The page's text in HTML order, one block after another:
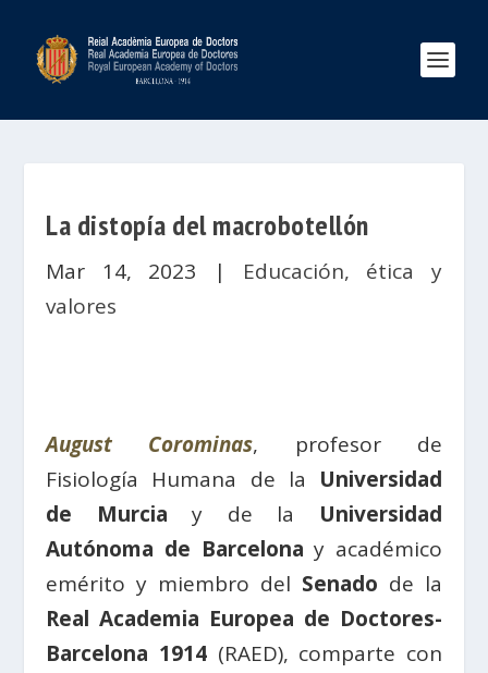
La distopía del macrobotellón
Mar 14, 2023 | Educación, ética y
valores
August Corominas, profesor de
Fisiología Humana de la Universidad
de Murcia y de la Universidad
Autónoma de Barcelona y académico
emérito y miembro del Senado de la
Real Academia Europea de Doctores-
Barcelona 1914(RAED), comparte con